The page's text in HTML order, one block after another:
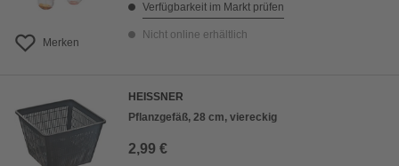
Merken
Verfügbarkeit im Markt prüfen
Nicht online erhältlich
HEISSNER
Pflanzgefäß, 28 cm, viereckig
2,99 €